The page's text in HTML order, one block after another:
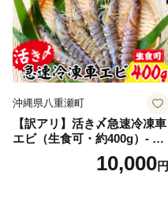
沖縄県八重瀬町
【訳アリ】活き〆急速冷凍車
エビ（生食可・約400g）- 海
老 車えび 車海老 冷凍 生エビ
国産 養殖 えび天 エビフライ
10,000円